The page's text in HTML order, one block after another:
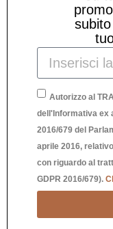
Autorizzo al
dell'Informativa ex
2016/679 del
aprile 2016,
con riguardo al
GDPR 2016/679).